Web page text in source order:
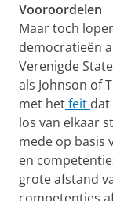
Vooroordelen
Maar toch
democratieën
Verenigde
als Johnson of
met hetfeit dat
los van elkaar
mede op basis
en
grote afstand